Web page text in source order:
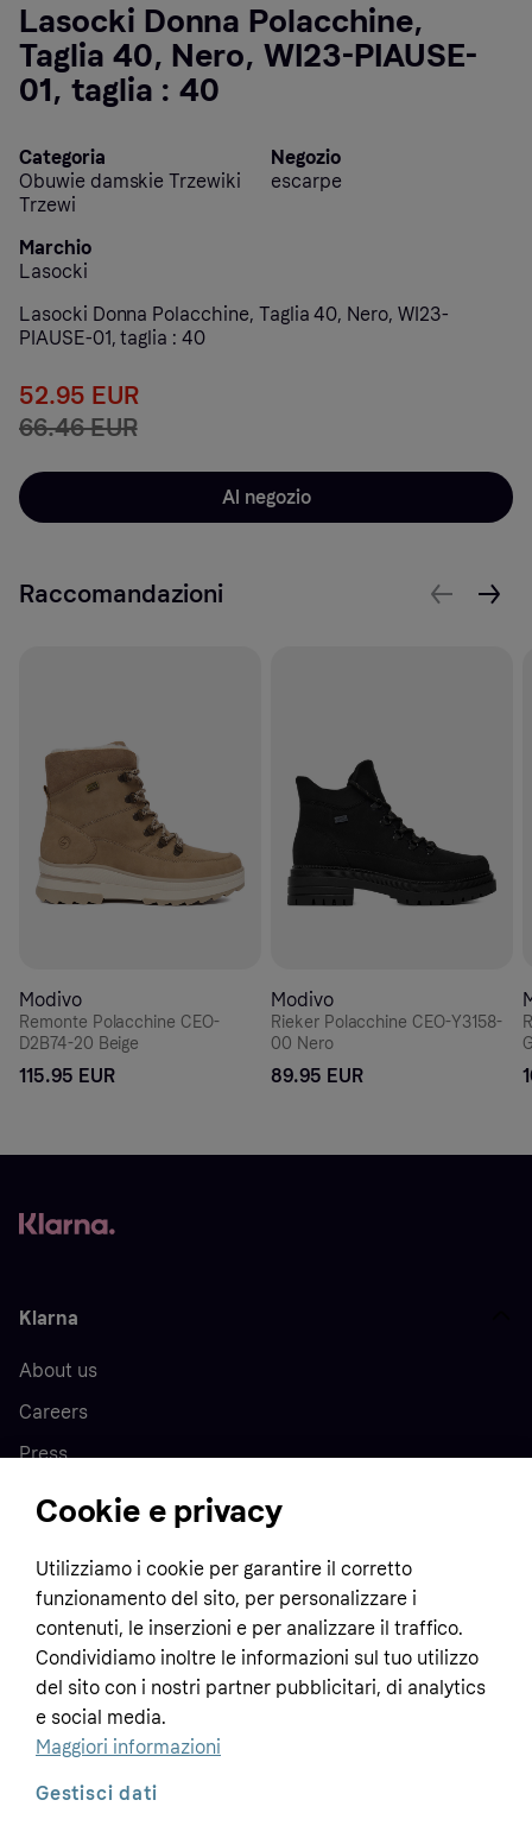
Lasocki Donna Polacchine,
Taglia 40, Nero, WI23-PIAUSE-
01, taglia : 40
Categoria
Obuwie damskie Trzewiki
Trzewi
Negozio
escarpe
Marchio
Lasocki
Lasocki Donna Polacchine, Taglia 40, Nero, WI23-
PIAUSE-01, taglia : 40
52.95 EUR
66.46 EUR
Al negozio
Raccomandazioni
Modivo
Remonte Polacchine CEO-
D2B74-20 Beige
115.95 EUR
Modivo
Rieker Polacchine CEO-Y3158-
00 Nero
89.95 EUR
Klarna
About us
Careers
Press
Customer service
Terms & conditions
Privacy policy
Tracking technology notice
Business
Sell with Klarna
Contact us
Global
Cookie e privacy
Utilizziamo i cookie per garantire il corretto
funzionamento del sito, per personalizzare i
contenuti, le inserzioni e per analizzare il traffico.
Condividiamo inoltre le informazioni sul tuo utilizzo
del sito con i nostri partner pubblicitari, di analytics
e social media.
Maggiori informazioni
Gestisci dati